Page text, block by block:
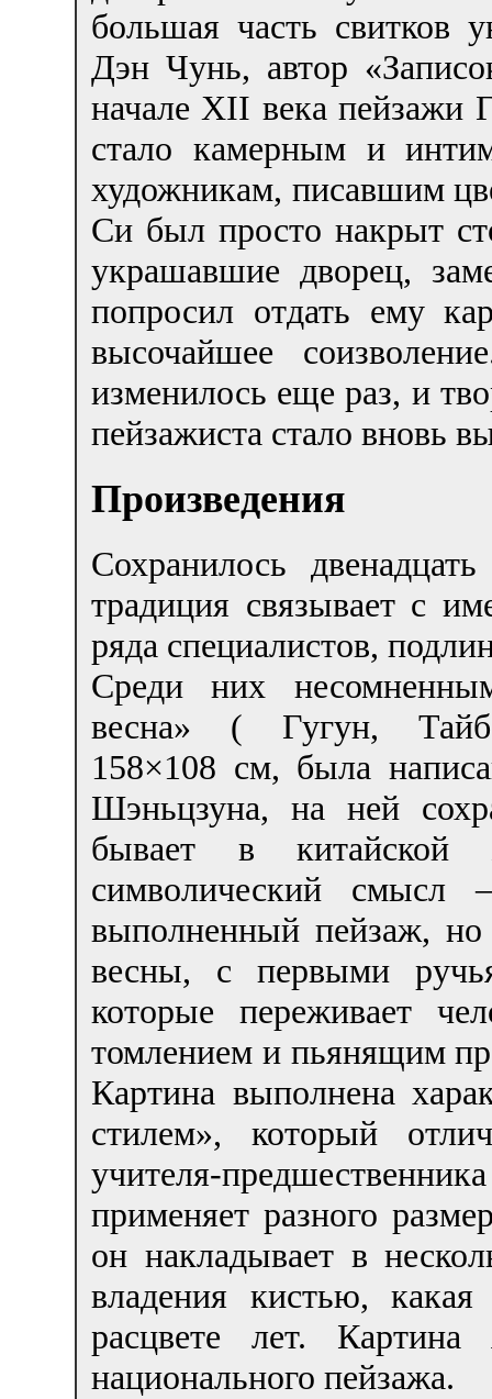
большая часть
Дэн Чунь, автор
начале XII века пейзажи
стало камерным и
художникам, писавшим
Си был просто накрыт
украшавшие дворец,
попросил отдать ему
высочайшее
изменилось еще раз, и
пейзажиста стало вновь
Произведения
Сохранилось
традиция связывает с
ряда специалистов,
Среди них
весна» ( Гугун,
158×108 см, была
Шэньцзуна, на ней
бывает в
символический смысл
выполненный пейзаж, но
весны, с первыми
которые переживает
томлением и пьянящим
Картина выполнена
стилем», который
учителя-
применяет разного
он накладывает в
владения кистью,
расцвете лет. Картина
национального пейзажа.